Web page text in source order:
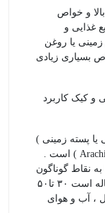
و خواص
غذایی و
یا روغن
بسیاری زیادی
و کیک کاربرد
یا پسته زمینی )
، نام بوته و میوه‌ای با نام علمی ( Arachis hypogaea ) است .
نقاط گوناگون
دنیا برده شده‌است . بوتهٔ آن که بوته‌ای یک‌ساله است ۳۰ تا۵۰
، آب و هوای